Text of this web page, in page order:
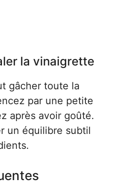
la vinaigrette
gâcher toute la
par une petite
après avoir goûté.
un équilibre subtil